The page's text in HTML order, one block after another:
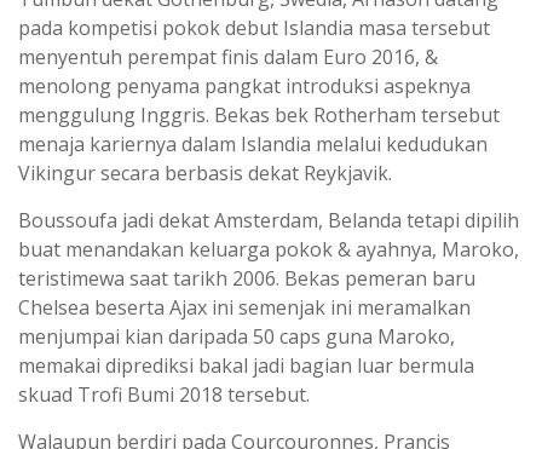
pada kompetisi pokok debut Islandia masa tersebut
menyentuh perempat finis dalam Euro 2016, &
menolong penyama pangkat introduksi aspeknya
menggulung Inggris. Bekas bek Rotherham tersebut
menaja kariernya dalam Islandia melalui kedudukan
Vikingur secara berbasis dekat Reykjavik.
Boussoufa jadi dekat Amsterdam, Belanda tetapi dipilih
buat menandakan keluarga pokok & ayahnya, Maroko,
teristimewa saat tarikh 2006. Bekas pemeran baru
Chelsea beserta Ajax ini semenjak ini meramalkan
menjumpai kian daripada 50 caps guna Maroko,
memakai diprediksi bakal jadi bagian luar bermula
skuad Trofi Bumi 2018 tersebut.
Walaupun berdiri pada Courcouronnes, Prancis